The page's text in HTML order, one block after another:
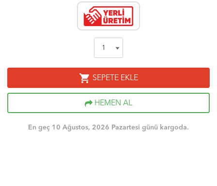
shopping_cart SEPETE EKLE
HEMEN AL
En geç 10 Ağustos, 2026 Pazartesi günü kargoda.